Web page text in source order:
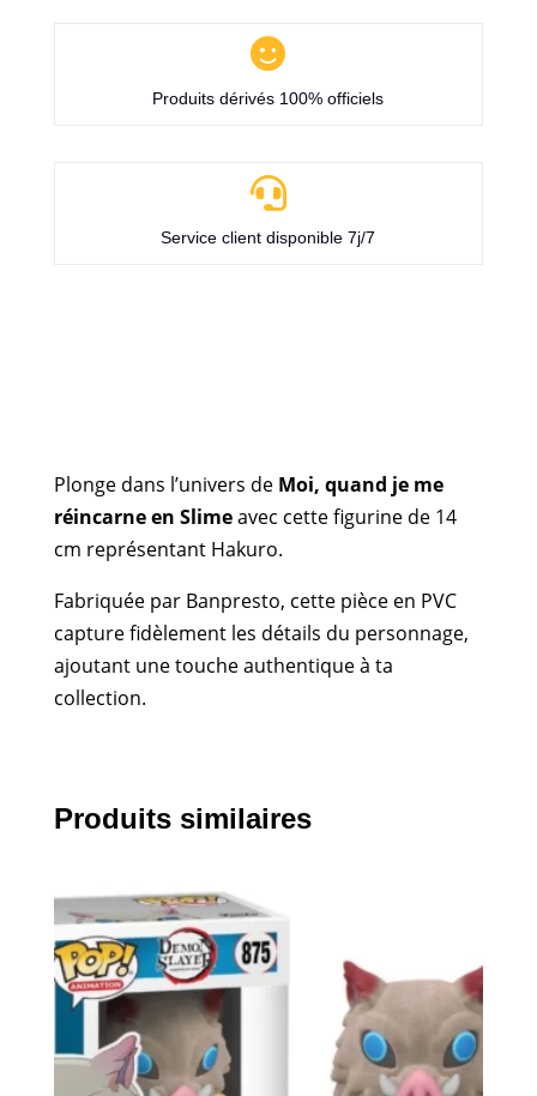

Produits dérivés 100% officiels

Service client disponible 7j/7
Plonge dans l’univers de Moi, quand je me
réincarne en Slimeavec cette figurine de 14
cm représentant Hakuro.
Fabriquée par Banpresto, cette pièce en PVC
capture fidèlement les détails du personnage,
ajoutant une touche authentique à ta
collection.
Produits similaires